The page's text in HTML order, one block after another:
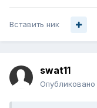
Вставить ник
swat11
Опубликовано